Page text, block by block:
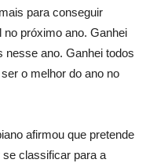
para conseguir
próximo ano. Ganhei
nesse ano. Ganhei todos
o melhor do ano no
afirmou que pretende
classificar para a